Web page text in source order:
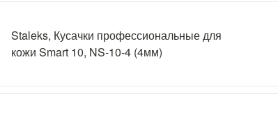
Staleks, Кусачки профессиональные для
кожи Smart 10, NS-10-4 (4мм)